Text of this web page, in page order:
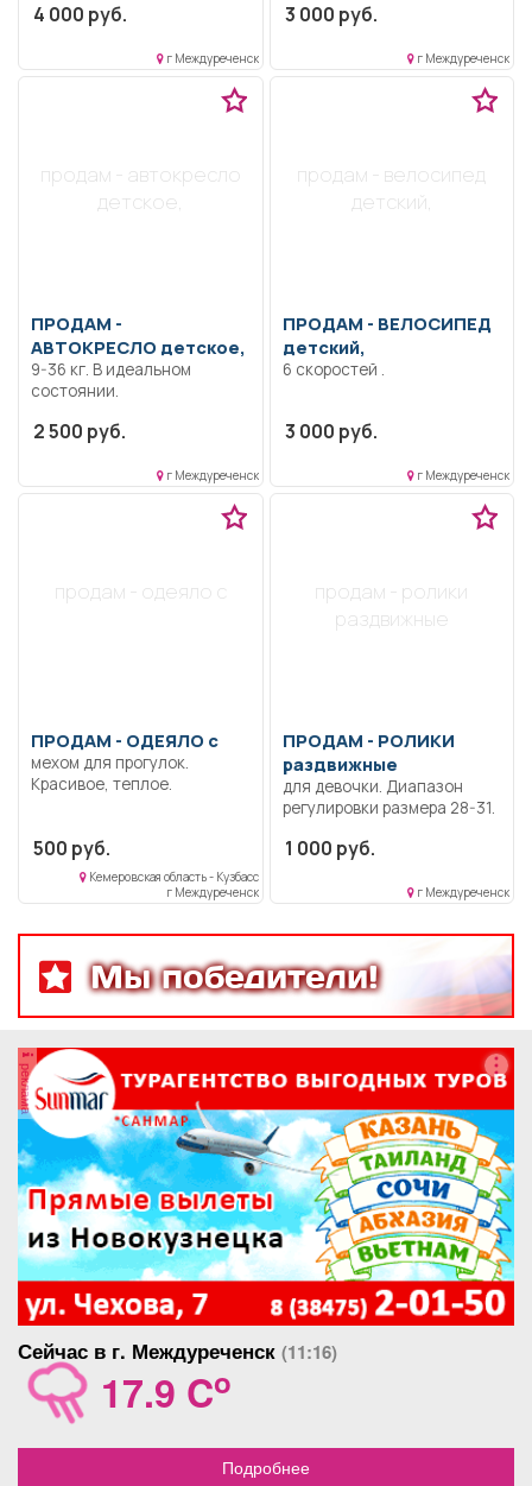
4 000 руб.
г Междуреченск
3 000 руб.
г Междуреченск
продам - автокресло
детское,
ПРОДАМ -
АВТОКРЕСЛО детское,
9-36 кг. В идеальном
состоянии.
2 500 руб.
г Междуреченск
продам - велосипед
детский,
ПРОДАМ - ВЕЛОСИПЕД
детский,
6 скоростей .
3 000 руб.
г Междуреченск
продам - одеяло с
ПРОДАМ - ОДЕЯЛО с
мехом для прогулок.
Красивое, теплое.
500 руб.
Кемеровская область - Кузбасс
г Междуреченск
продам - ролики
раздвижные
ПРОДАМ - РОЛИКИ
раздвижные
для девочки. Диапазон
регулировки размера 28-31.
1 000 руб.
г Междуреченск
Мы победители!
реклама
Сейчас в г. Междуреченск (11:16)
17.9 Co
Подробнее